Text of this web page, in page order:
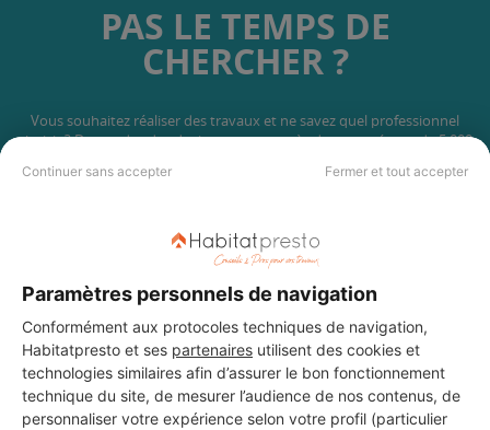
Continuer sans accepter Fermer et tout accepter
Paramètres personnels de navigation
Conformément aux protocoles techniques de navigation,
Habitatpresto et ses partenaires utilisent des cookies et
technologies similaires afin d’assurer le bon fonctionnement
technique du site, de mesurer l’audience de nos contenus, de
personnaliser votre expérience selon votre profil (particulier
PAS LE TEMPS DE
CHERCHER ?
Vous souhaitez réaliser des travaux et ne savez quel professionnel
choisir ? Demandez des devis travauxauprès de notre réseau de 5 000
DEMANDER UN DEVIS